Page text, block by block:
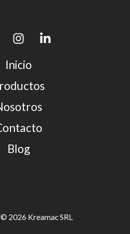
Inicio
Blog
2026 Kreamac SRL